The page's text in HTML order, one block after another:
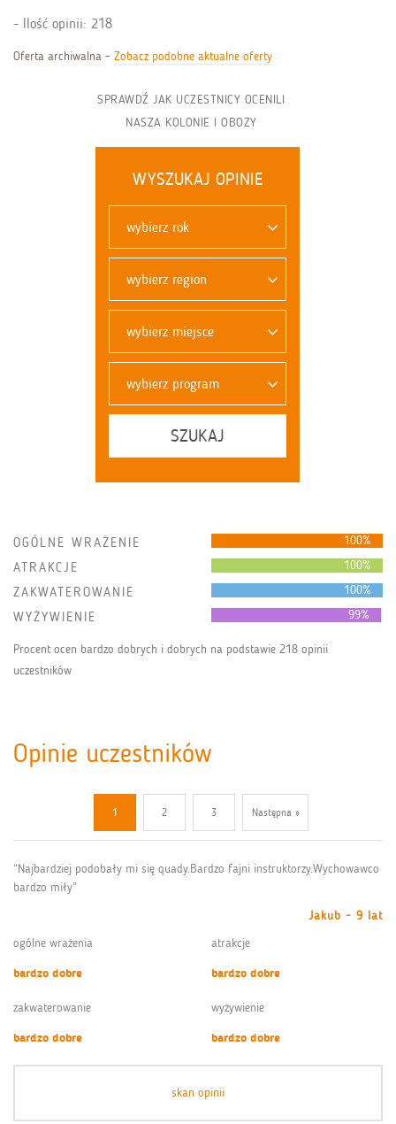
Ilość opinii: 218
Oferta archiwalna - Zobacz podobne aktualne oferty
SPRAWDŹ JAK UCZESTNICY OCENILI
NASZA KOLONIE I OBOZY
WYSZUKAJ OPINIE
wybierz rok
wybierz region
wybierz miejsce
wybierz program
SZUKAJ
OGÓLNE WRAŻENIE 100%
ATRAKCJE 100%
ZAKWATEROWANIE 100%
WYŻYWIENIE 99%
Procent ocen bardzo dobrych i dobrych na podstawie 218 opinii
uczestników
Opinie uczestników
1 2 3 Następna »
“Najbardziej podobały mi się quady.Bardzo fajni instruktorzy.Wychowawco
bardzo miły”
Jakub - 9 lat
ogólne wrażenia
bardzo dobre
atrakcje
bardzo dobre
zakwaterowanie
bardzo dobre
wyżywienie
bardzo dobre
skan opinii